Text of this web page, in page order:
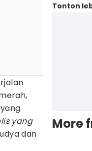
yang
dan
Tonton
More